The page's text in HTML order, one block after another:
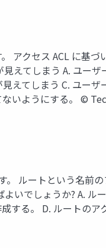
アクセス ACL に基づ
えてしまう A. ユー
えてしまう C. ユーザ
ないようにする。 ©
ルートという名前
いでしょうか? A. ル
する。 D. ルートのア